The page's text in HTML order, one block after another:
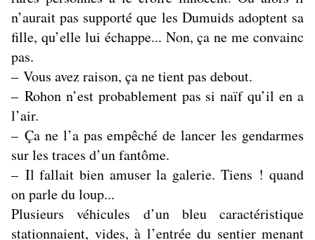
n’aurait pas supporté que les Dumuids adoptent sa
fille, qu’elle lui échappe... Non, ça ne me convainc
pas.
– Vous avez raison, ça ne tient pas debout.
– Rohon n’est probablement pas si naïf qu’il en a
l’air.
– Ça ne l’a pas empêché de lancer les gendarmes
sur les traces d’un fantôme.
– Il fallait bien amuser la galerie. Tiens ! quand
on parle du loup...
Plusieurs véhicules d’un bleu caractéristique
stationnaient, vides, à l’entrée du sentier menant